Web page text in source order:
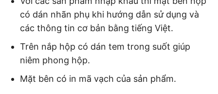
có dán nhãn phụ khi hướng dẫn sử dụng và
các thông tin cơ bản bằng tiếng Việt.
Trên nắp hộp có dán tem trong suốt giúp
niêm phong hộp.
Mặt bên có in mã vạch của sản phẩm.